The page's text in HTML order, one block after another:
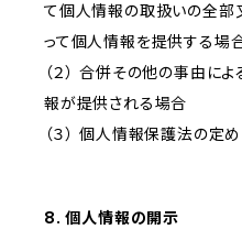
て個人情報の取扱いの全部
って個人情報を提供する場
（２） 合併その他の事由に
報が提供される場合
（３） 個人情報保護法の定
8. 個人情報の開示